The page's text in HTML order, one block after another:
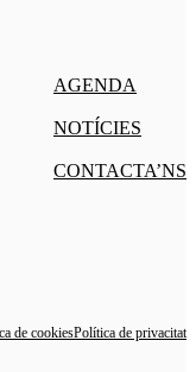
AGENDA
NOTÍCIES
CONTACTA’NS
de cookiesPolítica de privacitat